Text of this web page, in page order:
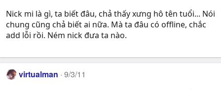
Nick mi là gì, ta biết đâu, chả thấy xưng hô tên tuổi... Nói
chung cũng chả biết ai nữa. Mà ta đâu có offline, chắc
add lỗi rồi. Ném nick đưa ta nào.
virtualman 9/3/11